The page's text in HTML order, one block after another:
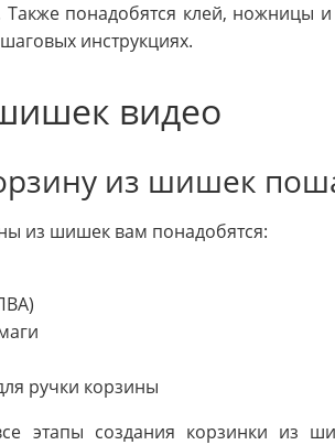
Также понадобятся клей, ножницы
инструкциях.
видео
из шишек
из шишек вам понадобятся:
ручки корзины
этапы создания корзинки из